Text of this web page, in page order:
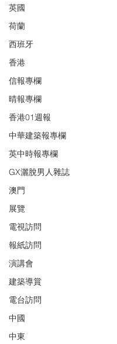
英國
荷蘭
西班牙
香港
信報專欄
晴報專欄
香港01週報
中華建築報專欄
英中時報專欄
GX灑脫男人雜誌
澳門
展覽
電視訪問
報紙訪問
演講會
建築導賞
電台訪問
中國
中東